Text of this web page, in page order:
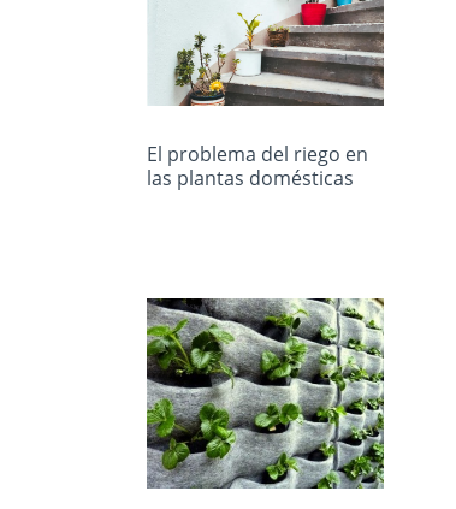
El problema del riego en
las plantas domésticas